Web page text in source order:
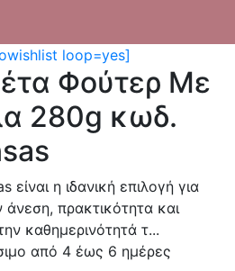
loop=yes]
Φούτερ Με
280g κωδ.
είναι η ιδανική επιλογή για
πρακτικότητα και
καθημερινότητά τ...
από 4 έως 6 ημέρες